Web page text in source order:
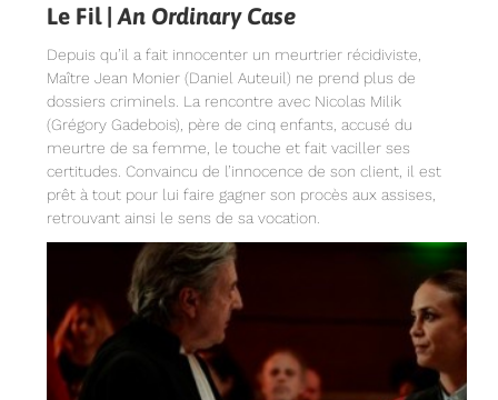
Le Fil | An Ordinary Case
Depuis qu’il a fait innocenter un meurtrier récidiviste,
Maître Jean Monier (Daniel Auteuil) ne prend plus de
dossiers criminels. La rencontre avec Nicolas Milik
(Grégory Gadebois), père de cinq enfants, accusé du
meurtre de sa femme, le touche et fait vaciller ses
certitudes. Convaincu de l’innocence de son client, il est
prêt à tout pour lui faire gagner son procès aux assises,
retrouvant ainsi le sens de sa vocation.